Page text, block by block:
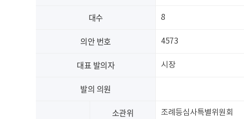
대수 8
의안 번호 4573
대표 발의자 시장
발의 의원
소관위 조례등심사특별위원회